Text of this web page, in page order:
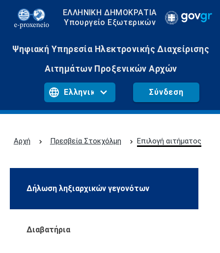
ΕΛΛΗΝΙΚΗ ΔΗΜΟΚΡΑΤΙΑ
Υπουργείο Εξωτερικών
Ψηφιακή Υπηρεσία Ηλεκτρονικής Διαχείρισης
Αιτημάτων Προξενικών Αρχών
Σύνδεση
Αρχή Πρεσβεία Στοκχόλμη Επιλογή αιτήματος
Δήλωση ληξιαρχικών γεγονότων
Διαβατήρια